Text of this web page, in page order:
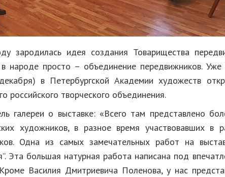
зародилась идея создания Товарищества
народе просто – объединение передвижников. Уже
в Петербургской Академии художеств
российского творческого объединения.
галереи о выставке: «Всего там представлено
художников, в разное время участвовавших в
Одна из самых замечательных работ на
Эта большая натурная работа написана под
Василия Дмитриевича Поленова, у нас